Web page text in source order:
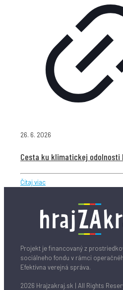
26. 6. 2026
Cesta ku klimatickej odolnosti
Čítaj viac
Projekt je financovaný z
sociálneho fondu v rámci
Efektívna verejná správa.
2026 Hrajzakraj.sk | All Rights